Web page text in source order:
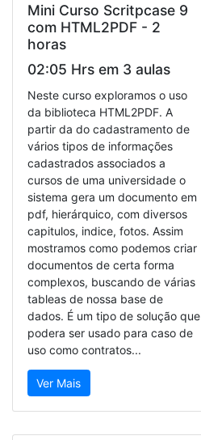
Mini Curso Scritpcase 9
com HTML2PDF - 2
horas
02:05 Hrs em 3 aulas
Neste curso exploramos o uso
da biblioteca HTML2PDF. A
partir da do cadastramento de
vários tipos de informações
cadastrados associados a
cursos de uma universidade o
sistema gera um documento em
pdf, hierárquico, com diversos
capitulos, indice, fotos. Assim
mostramos como podemos criar
documentos de certa forma
complexos, buscando de várias
tableas de nossa base de
dados. É um tipo de solução que
podera ser usado para caso de
uso como contratos...
Ver Mais